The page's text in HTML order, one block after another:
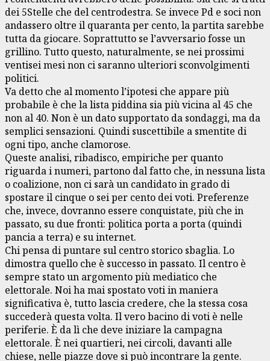
dei 5Stelle che del centrodestra. Se invece Pd e soci non
andassero oltre il quaranta per cento, la partita sarebbe
tutta da giocare. Soprattutto se l’avversario fosse un
grillino. Tutto questo, naturalmente, se nei prossimi
ventisei mesi non ci saranno ulteriori sconvolgimenti
politici.
Va detto che al momento l’ipotesi che appare più
probabile è che la lista piddina sia più vicina al 45 che
non al 40. Non è un dato supportato da sondaggi, ma da
semplici sensazioni. Quindi suscettibile a smentite di
ogni tipo, anche clamorose.
Queste analisi, ribadisco, empiriche per quanto
riguarda i numeri, partono dal fatto che, in nessuna lista
o coalizione, non ci sarà un candidato in grado di
spostare il cinque o sei per cento dei voti. Preferenze
che, invece, dovranno essere conquistate, più che in
passato, su due fronti: politica porta a porta (quindi
pancia a terra) e su internet.
Chi pensa di puntare sul centro storico sbaglia. Lo
dimostra quello che è successo in passato. Il centro è
sempre stato un argomento più mediatico che
elettorale. Noi ha mai spostato voti in maniera
significativa è, tutto lascia credere, che la stessa cosa
succederà questa volta. Il vero bacino di voti è nelle
periferie. È da lì che deve iniziare la campagna
elettorale. È nei quartieri, nei circoli, davanti alle
chiese, nelle piazze dove si può incontrare la gente.